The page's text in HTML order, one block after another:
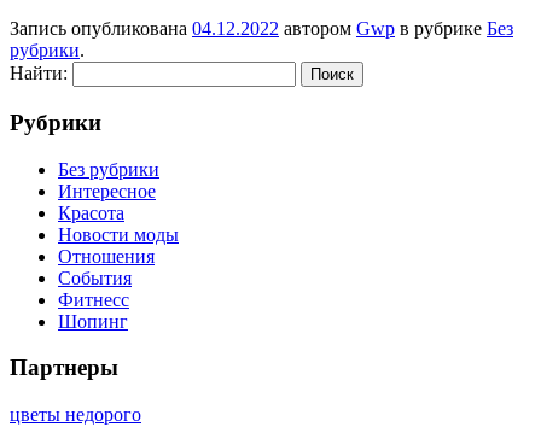
Запись опубликована 04.12.2022 автором Gwp в рубрике Без
рубрики.
Найти:
Рубрики
Без рубрики
Интересное
Красота
Новости моды
Отношения
События
Фитнесс
Шопинг
Партнеры
цветы недорого